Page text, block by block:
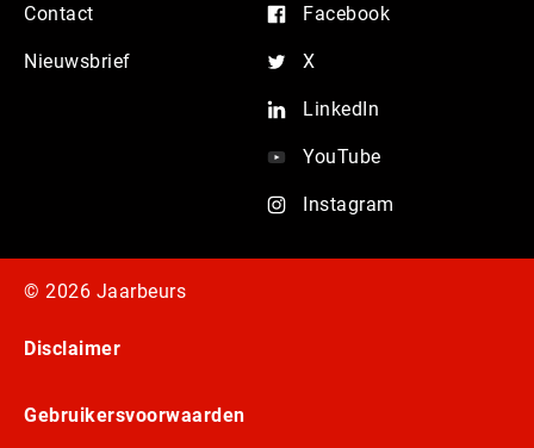
Contact
Nieuwsbrief
Facebook
X
LinkedIn
YouTube
Instagram
© 2026 Jaarbeurs
Disclaimer
Gebruikersvoorwaarden